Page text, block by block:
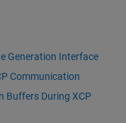
Generation Interface
Communication
Buffers During XCP